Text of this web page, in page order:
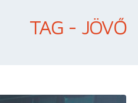
TAG - JÖVŐ